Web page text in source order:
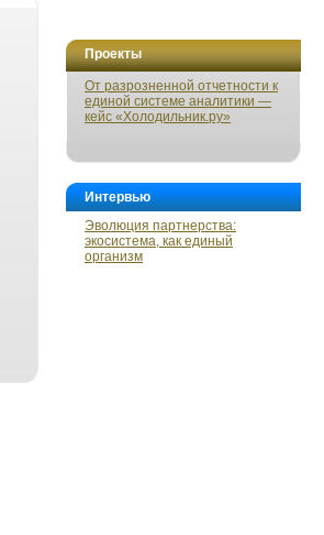
Проекты
От разрозненной отчетности к
единой системе аналитики —
кейс «Холодильник.ру»
Интервью
Эволюция партнерства:
экосистема, как единый
организм